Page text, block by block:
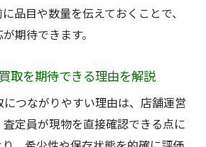
品目や数量を伝えておくことで、
期待できます。
取を期待できる理由を解説
つながりやすい理由は、店舗運営
査定員が現物を直接確認できる点に